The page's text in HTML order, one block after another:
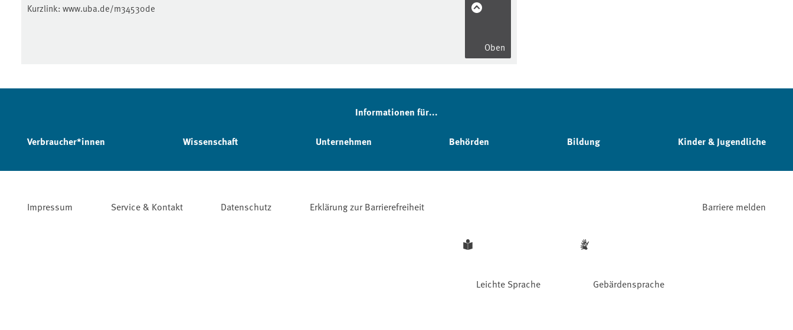
Kurzlink: www.uba.de/m34530de
Oben
Informationen für...
Verbraucher*innen Wissenschaft Unternehmen Behörden Bildung Kinder & Jugendliche
Impressum Service & Kontakt Datenschutz Erklärung zur Barrierefreiheit
Leichte Sprache Gebärdensprache
Barriere melden